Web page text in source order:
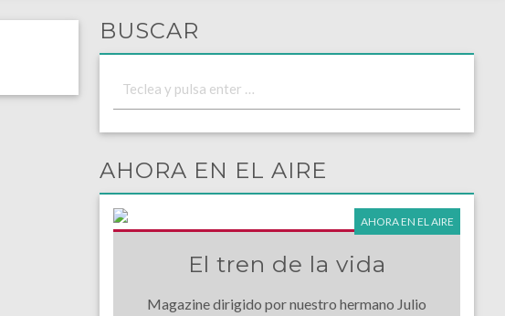
BUSCAR
AHORA EN EL AIRE
AHORA EN EL AIRE
El tren de la vida
Magazine dirigido por nuestro hermano Julio